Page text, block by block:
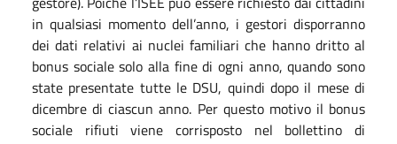
in qualsiasi momento dell’anno, i gestori disporranno
dei dati relativi ai nuclei familiari che hanno dritto al
bonus sociale solo alla fine di ogni anno, quando sono
state presentate tutte le DSU, quindi dopo il mese di
dicembre di ciascun anno. Per questo motivo il bonus
sociale rifiuti viene corrisposto nel bollettino di